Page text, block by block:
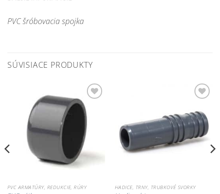
PVC šróbovacia spojka
SÚVISIACE PRODUKTY
Pridať do
zoznamu
obľúbených!
PVC ARMATÚRY, REDUKCIE, RÚRY
zoznamu
obľúbených!
HADICE, TRNY, TRUBKOVÉ SVORKY